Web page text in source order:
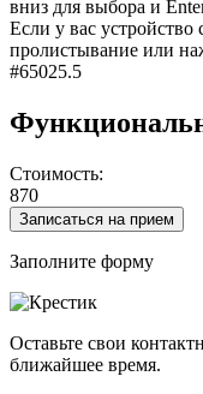
вниз для выбора и
Если у вас устройство
пролистывание или
#65025.5
Стоимость:
870
Записаться на прием
Заполните форму
Оставьте свои
ближайшее время.